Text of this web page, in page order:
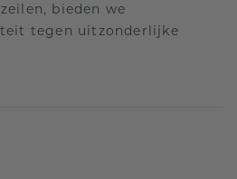
bieden we
tegen uitzonderlijke